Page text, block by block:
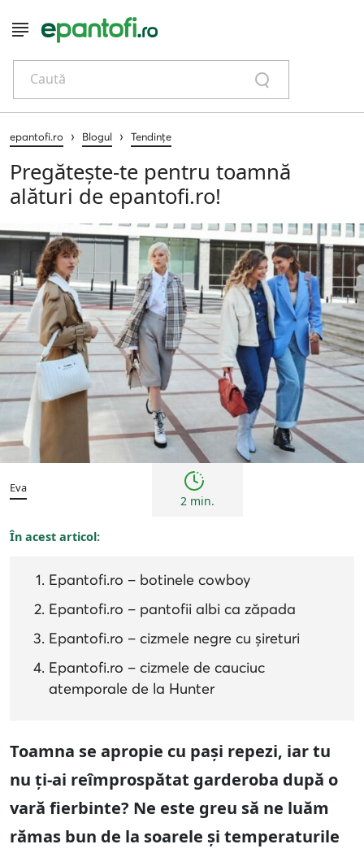
Caută
epantofi.ro › Blogul › Tendințe
Pregătește-te pentru toamnă
alături de epantofi.ro!
Tendințe
Eva
2 min.
În acest articol:
Epantofi.ro – botinele cowboy
Epantofi.ro – pantofii albi ca zăpada
Epantofi.ro – cizmele negre cu șireturi
Epantofi.ro – cizmele de cauciuc
atemporale de la Hunter
Toamna se apropie cu pași repezi, iar tu
nu ți-ai reîmprospătat garderoba după o
vară fierbinte? Ne este greu să ne luăm
rămas bun de la soarele și temperaturile